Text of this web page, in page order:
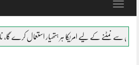
Toggle
کے لیے امریکا ہر ہتھیار استعمال کرے گا، نائب صدر کا